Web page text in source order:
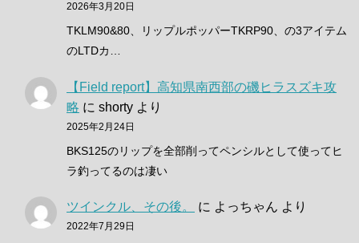
2026年3月20日
TKLM90&80、リップルポッパーTKRP90、の3アイテム
のLTDカ…
【Field report】高知県南西部の磯ヒラスズキ攻
略 に shorty より
2025年2月24日
BKS125のリップを全部削ってペンシルとして使ってヒ
ラ釣ってるのは凄い
ツインクル、その後。 に よっちゃん より
2022年7月29日